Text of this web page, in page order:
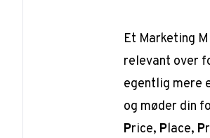
Et Marketing
relevant over
egentlig mere
og møder din
Price, Place, P